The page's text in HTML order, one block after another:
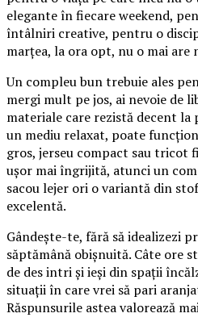
elegante în fiecare weekend,
întâlniri creative, pentru o
marțea, la ora opt, nu o mai are
Un compleu bun trebuie ales
mergi mult pe jos, ai nevoie de
materiale care rezistă decent
un mediu relaxat, poate
gros, jerseu compact sau tricot
ușor mai îngrijită, atunci un
sacou lejer ori o variantă din
excelentă.
Gândește-te, fără să idealizezi
săptămână obișnuită. Câte ore
de des intri și ieși din spații
situații în care vrei să pari
Răspunsurile astea valorează